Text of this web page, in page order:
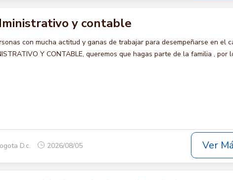
y contable
con mucha actitud y ganas de trabajar para desempeñarse en el
Y CONTABLE, queremos que hagas parte de la familia , por
D.c. 2026/08/05 Ver